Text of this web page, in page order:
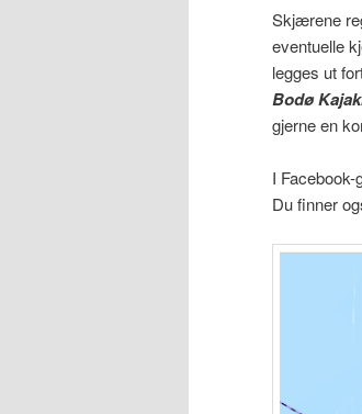
Skjærene
eventuelle
legges ut
Bodø
gjerne en
I
Du finner